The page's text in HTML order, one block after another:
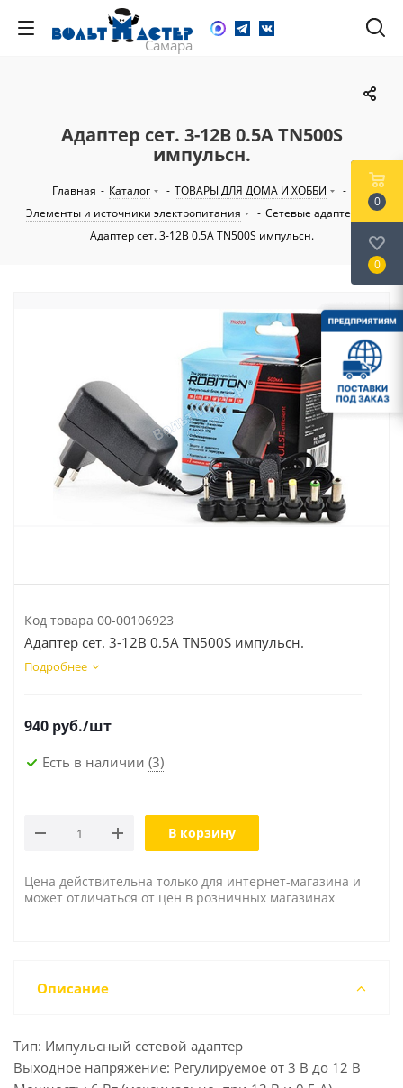
Адаптер сет. 3-12В 0.5А TN500S
импульсн.
Главная - Каталог - ТОВАРЫ ДЛЯ ДОМА И ХОББИ
-
Элементы и источники электропитания
- Сетевые адаптеры
-
Адаптер сет. 3-12В 0.5А TN500S импульсн.
Код товара 00-00106923
Адаптер сет. 3-12В 0.5А TN500S импульсн.
Подробнее
940 руб./шт
Есть в наличии (3)
В корзину
Цена действительна только для интернет-магазина и
может отличаться от цен в розничных магазинах
Описание
Тип: Импульсный сетевой адаптер
Выходное напряжение: Регулируемое от 3 В до 12 В
0
0